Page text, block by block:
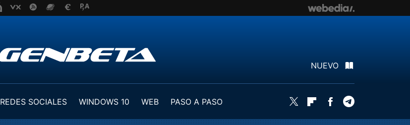
NUEVO
REDES SOCIALES WINDOWS 10 WEB
PASO A PASO
Twitter FlipboardFacebook